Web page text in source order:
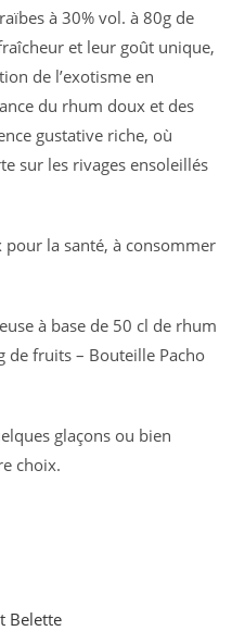
à 30% vol. à 80g de
et leur goût unique,
de l’exotisme en
du rhum doux et des
gustative riche, où
sur les rivages ensoleillés
pour la santé, à consommer
à base de 50 cl de rhum
de fruits – Bouteille Pacho
glaçons ou bien
choix.